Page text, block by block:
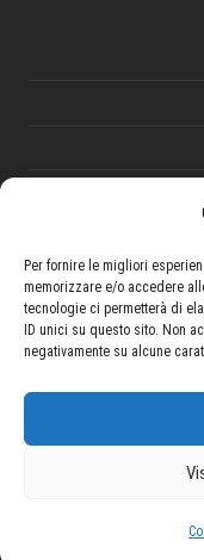
Per fornire le migliori
memorizzare e/o accedere
tecnologie ci permetterà di
ID unici su questo sito. Non
negativamente su alcune
© 2026 Survivor di